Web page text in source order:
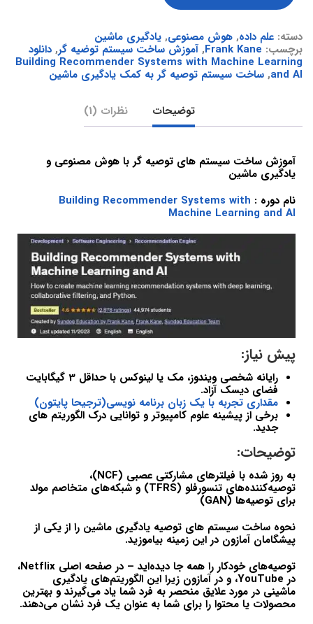
دسته: علم داده, هوش مصنوعی, یادگیری ماشین
برچسب: Frank Kane
, آموزش ساخت سیستم توضیه گر, دانلود
Building Recommender Systems with Machine Learning
and AI
, ساخت سیستم توصیه گر به کمک یادگیری ماشین
توضیحات نظرات (1)
آموزش ساخت سیستم های توصیه گر با هوش مصنوعی و
یادگیری ماشین
نام دوره : Building Recommender Systems with
Machine Learning and AI
پیش نیاز:
رایانه شخصی ویندوز، مک یا لینوکس با حداقل 3 گیگابایت
فضای دیسک آزاد.
مقداری تجربه با یک زبان برنامه نویسی(ترجیحا پایتون)
برخی از پیشینه علوم کامپیوتر و توانایی درک الگوریتم های
جدید.
توضیحات:
به روز شده با فیلترهای مشارکتی عصبی (NCF)،
توصیه‌کننده‌های تنسورفلو (TFRS) و شبکه‌های متخاصم مولد
برای توصیه‌ها (GAN)
نحوه ساخت سیستم های توصیه یادگیری ماشین را از یکی از
پیشگامان آمازون در این زمینه بیاموزید.
توصیه‌های خودکار را همه جا دیده‌اید – در صفحه اصلی Netflix،
در YouTube، و در آمازون زیرا این الگوریتم‌های یادگیری
ماشینی در مورد علایق منحصر به فرد شما یاد می‌گیرند و بهترین
محصولات یا محتوا را برای شما به عنوان یک فرد نشان می‌دهند.